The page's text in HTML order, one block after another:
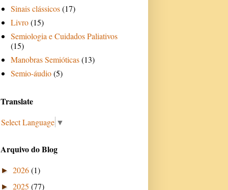
Sinais clássicos(17)
Livro(15)
Semiologia e Cuidados Paliativos
(15)
Manobras Semióticas(13)
Semio-áudio(5)
Translate
Select Language ▼
Arquivo do Blog
► 2026(1)
► 2025 (77)